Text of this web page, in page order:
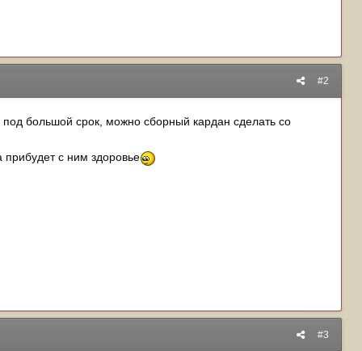
#2
большой срок, можно сборный кардан сделать со
с ним здоровье
#3